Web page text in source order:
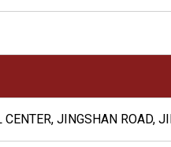
JINGSHAN ROAD,